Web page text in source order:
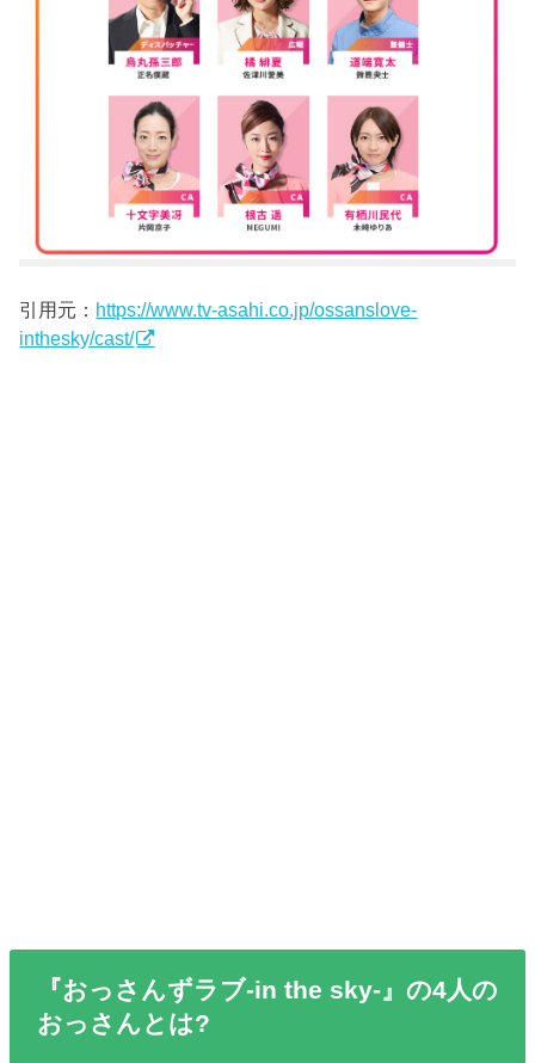
引用元： https://www.tv-asahi.co.jp/ossanslove-
inthesky/cast/
『おっさんずラブ-in the sky-』の4人の
おっさんとは?